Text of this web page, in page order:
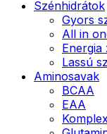
Szénhidrátok
Gyors
All in
Energia
Lassú
Aminosavak
BCAA
EAA